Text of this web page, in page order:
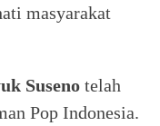
masyarakat
Suseno telah
Pop Indonesia.